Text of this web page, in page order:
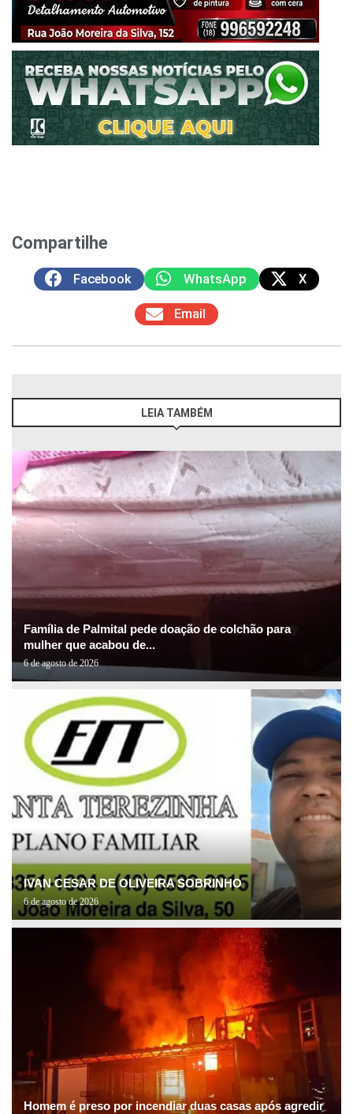
Compartilhe
Facebook WhatsApp X
Email
LEIA TAMBÉM
Família de Palmital pede doação de colchão para
mulher que acabou de...
6 de agosto de 2026
IVAN CESAR DE OLIVEIRA SOBRINHO
6 de agosto de 2026
Homem é preso por incendiar duas casas após agredir